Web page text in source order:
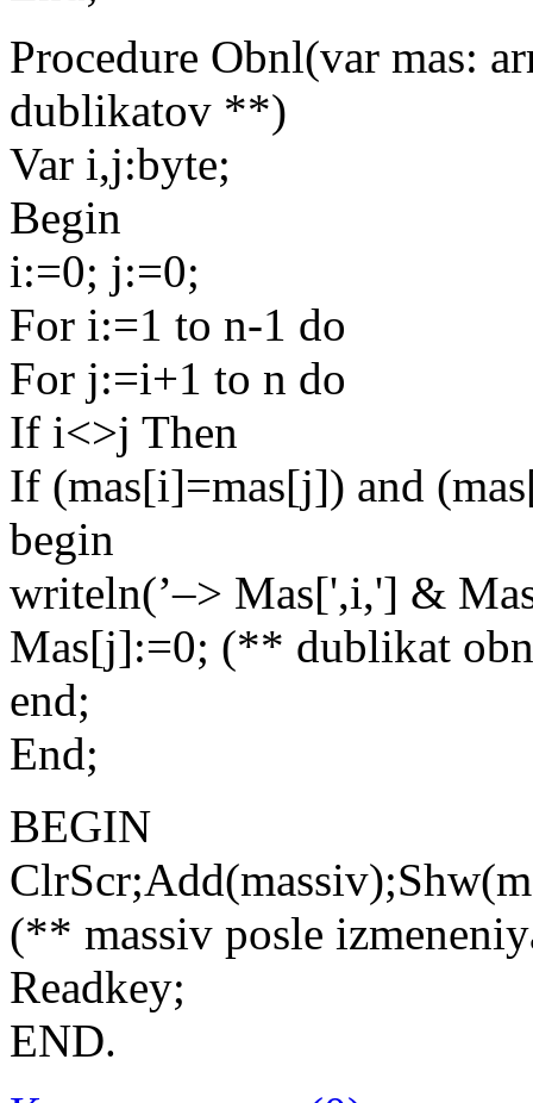
Procedure Obnl(var mas:
dublikatov **)
Var i,j:byte;
Begin
i:=0; j:=0;
For i:=1 to n-1 do
For j:=i+1 to n do
If i<>j Then
If (mas[i]=mas[j]) and
begin
writeln(’–> Mas[',i,'] &
Mas[j]:=0; (** dublikat
end;
End;
BEGIN
(** massiv posle
Readkey;
END.